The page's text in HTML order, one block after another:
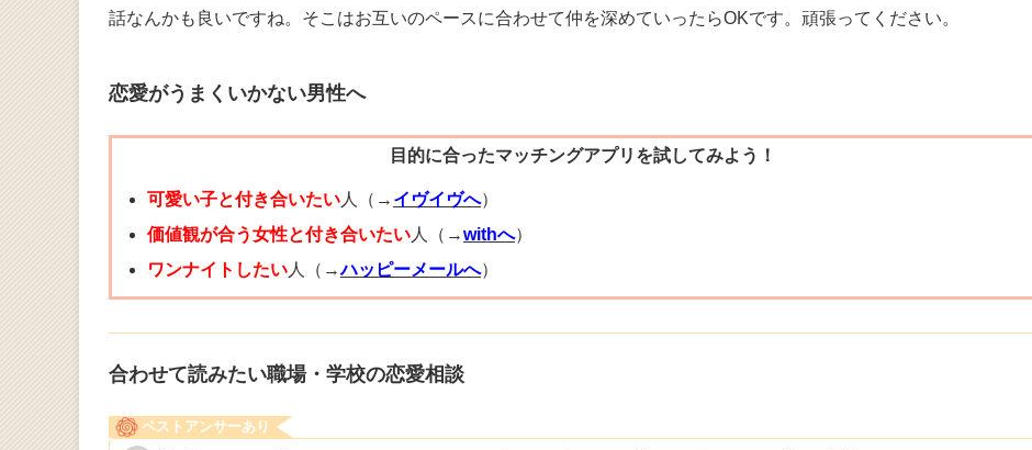
話なんかも良いですね。そこはお互いのペースに合わせて仲を深めていったらOKです。頑張ってください。
恋愛がうまくいかない男性へ
目的に合ったマッチングアプリを試してみよう！
可愛い子と付き合いたい人（→ イヴイヴへ）
価値観が合う女性と付き合いたい人（→withへ）
ワンナイトしたい人（→ハッピーメールへ）
合わせて読みたい職場・学校の恋愛相談
ベストアンサーあり